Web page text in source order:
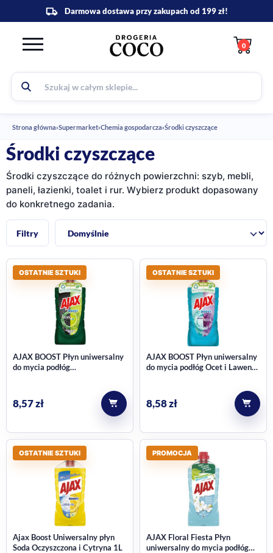
0
Strona główna›Supermarket›Chemia gospodarcza›Środki czyszczące
Środki czyszczące
Środki czyszczące do różnych powierzchni: szyb, mebli,
paneli, łazienki, toalet i rur. Wybierz produkt dopasowany
do konkretnego zadania.
Filtry
Sortuj:
OSTATNIE SZTUKI
AJAX BOOST Płyn uniwersalny
do mycia podłóg
8,57zł
OSTATNIE SZTUKI
AJAX BOOST Płyn uniwersalny
do mycia podłóg Ocet i Lawenda
8,58zł
OSTATNIE SZTUKI
Ajax Boost Uniwersalny płyn
Soda Oczyszczona i Cytryna 1L
PROMOCJA
AJAX Floral Fiesta Płyn
uniwersalny do mycia podłóg